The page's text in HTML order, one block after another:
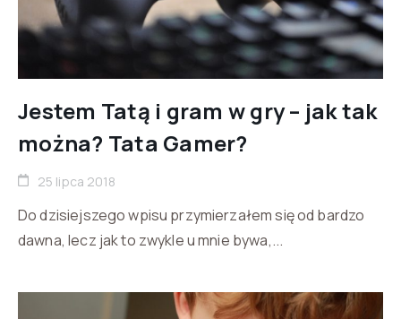
Jestem Tatą i gram w gry – jak tak
można? Tata Gamer?
25 lipca 2018
Do dzisiejszego wpisu przymierzałem się od bardzo
dawna, lecz jak to zwykle u mnie bywa,...